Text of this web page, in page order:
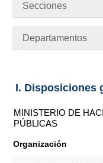
Secciones
Departamentos
I. Disposiciones
MINISTERIO DE
PÚBLICAS
Organización